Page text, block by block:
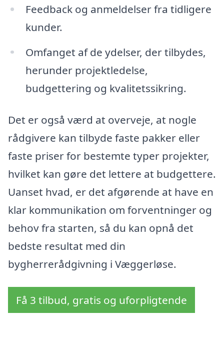
Feedback og anmeldelser fra tidligere
kunder.
Omfanget af de ydelser, der tilbydes,
herunder projektledelse,
budgettering og kvalitetssikring.
Det er også værd at overveje, at nogle
rådgivere kan tilbyde faste pakker eller
faste priser for bestemte typer projekter,
hvilket kan gøre det lettere at budgettere.
Uanset hvad, er det afgørende at have en
klar kommunikation om forventninger og
behov fra starten, så du kan opnå det
bedste resultat med din
bygherrerådgivning i Væggerløse.
Få 3 tilbud, gratis og uforpligtende